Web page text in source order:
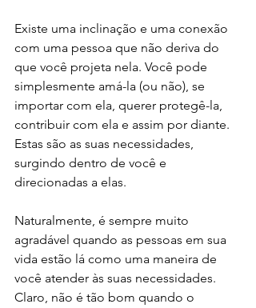
Existe uma inclinação e uma conexão
com uma pessoa que não deriva do
que você projeta nela. Você pode
simplesmente amá-la (ou não), se
importar com ela, querer protegê-la,
contribuir com ela e assim por diante.
Estas são as suas necessidades,
surgindo dentro de você e
direcionadas a elas.
Naturalmente, é sempre muito
agradável quando as pessoas em sua
vida estão lá como uma maneira de
você atender às suas necessidades.
Claro, não é tão bom quando o